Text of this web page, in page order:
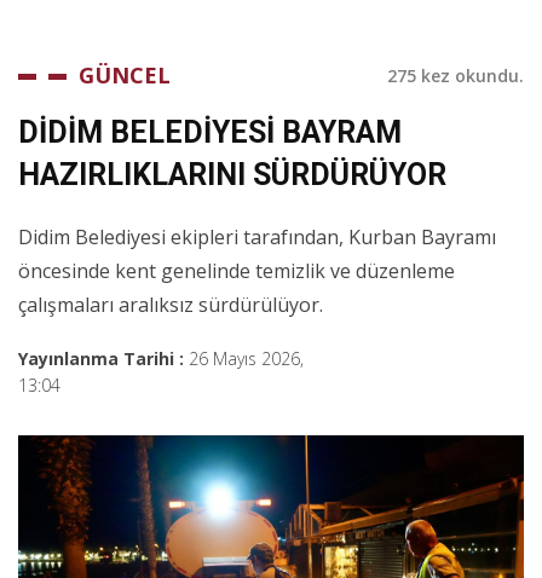
GÜNCEL 275 kez okundu.
DİDİM BELEDİYESİ BAYRAM
HAZIRLIKLARINI SÜRDÜRÜYOR
Didim Belediyesi ekipleri tarafından, Kurban Bayramı
öncesinde kent genelinde temizlik ve düzenleme
çalışmaları aralıksız sürdürülüyor.
Yayınlanma Tarihi : 26 Mayıs 2026,
13:04